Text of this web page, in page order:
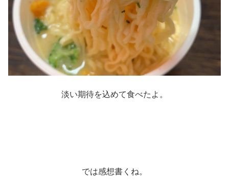
淡い期待を込めて食べたよ。
では感想書くね。